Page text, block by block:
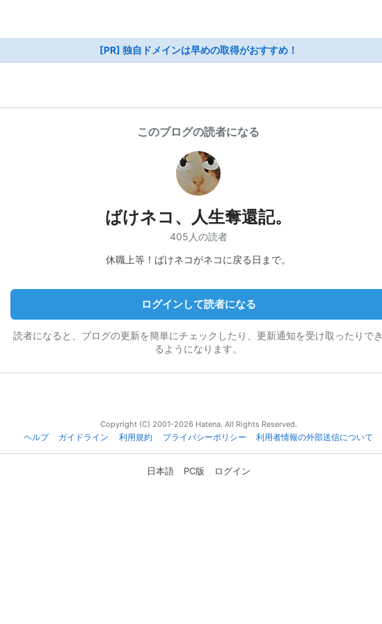
[PR] 独自ドメインは早めの取得がおすすめ！
このブログの読者になる
ばけネコ、人生奪還記。
405人の読者
休職上等！ばけネコがネコに戻る日まで。
ログインして読者になる
読者になると、ブログの更新を簡単にチェックしたり、更新通知を受け取ったりでき
るようになります。
Copyright (C) 2001-2026 Hatena. All Rights Reserved.
ヘルプ
ガイドライン 利用規約 プライバシーポリシー 利用者情報の外部送信について
日本語 PC版 ログイン